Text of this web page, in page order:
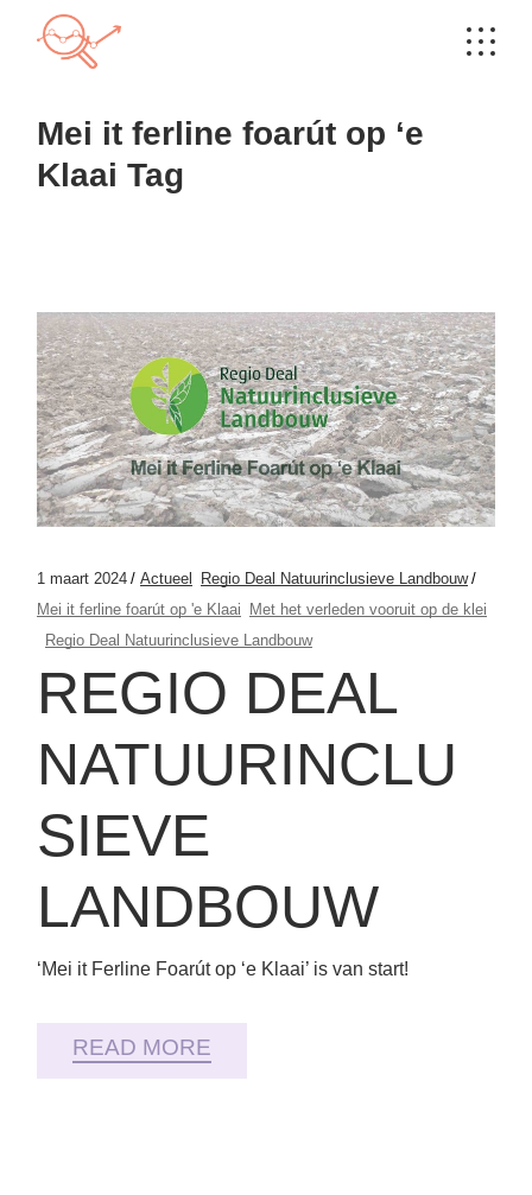
Mei it ferline foarút op ‘e
Klaai Tag
1 maart 2024 Actueel
Regio Deal Natuurinclusieve Landbouw
Mei it ferline foarút op 'e Klaai
Met het verleden vooruit op de klei
Regio Deal Natuurinclusieve Landbouw
REGIO DEAL
NATUURINCLU
SIEVE
LANDBOUW
‘Mei it Ferline Foarút op ‘e Klaai’ is van start!
READ MORE